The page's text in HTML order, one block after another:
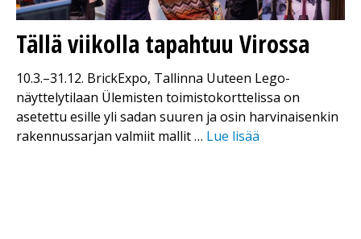
Tällä viikolla tapahtuu Virossa
10.3.–31.12. BrickExpo, Tallinna Uuteen Lego-
näyttelytilaan Ülemisten toimistokorttelissa on
asetettu esille yli sadan suuren ja osin harvinaisenkin
rakennussarjan valmiit mallit … Lue lisää